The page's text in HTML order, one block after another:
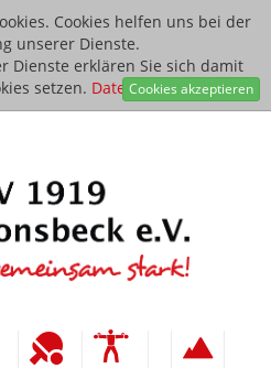
Cookies helfen uns bei der
unserer Dienste.
Dienste erklären Sie sich damit
setzen. Datenschutzerklärung
Cookies akzeptieren